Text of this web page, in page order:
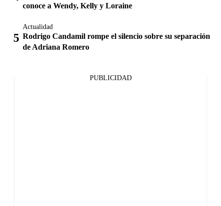
conoce a Wendy, Kelly y Loraine
Actualidad
Rodrigo Candamil rompe el silencio sobre su separación
de Adriana Romero
PUBLICIDAD